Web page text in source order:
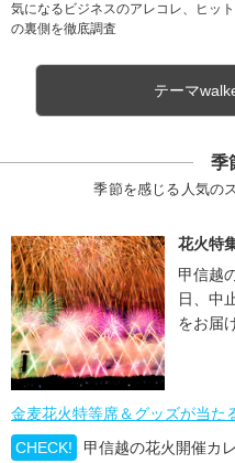
気になるビジネスのアレコレ、ヒット
の裏側を徹底調査
テーマ
季
季節を感じる人気の
花火特
甲信越
日、中
をお届
金麦花火特等席＆グッズが当た
CHECK!
甲信越の花火開催カ